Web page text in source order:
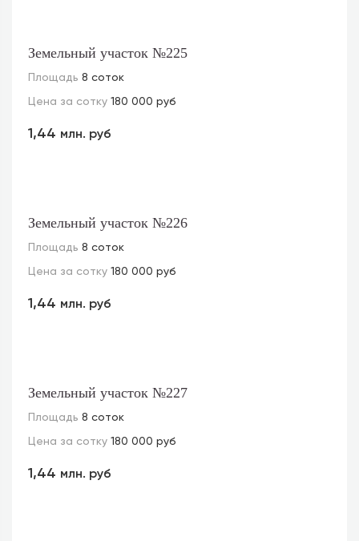
Земельный участок №225
Площадь 8 соток
Цена за сотку 180 000 руб
1,44 млн. руб
Земельный участок №226
Площадь 8 соток
Цена за сотку 180 000 руб
1,44 млн. руб
Земельный участок №227
Площадь 8 соток
Цена за сотку 180 000 руб
1,44 млн. руб